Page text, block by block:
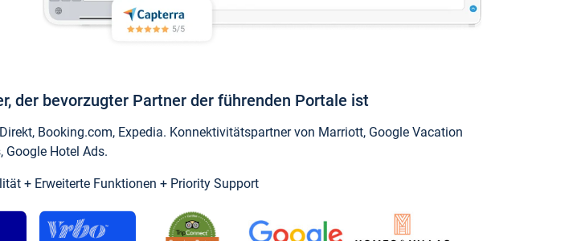
der bevorzugter Partner der führenden Portale ist
Booking.com, Expedia. Konnektivitätspartner von Marriott, Google Vacation
Google Hotel Ads.
+ Erweiterte Funktionen + Priority Support